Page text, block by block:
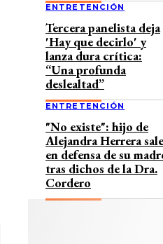
ENTRETENCIÓN
Tercera panelista deja
'Hay que decirlo' y
lanza dura crítica:
“Una profunda
deslealtad”
ENTRETENCIÓN
"No existe": hijo de
Alejandra Herrera sale
en defensa de su
tras dichos de la Dra.
Cordero